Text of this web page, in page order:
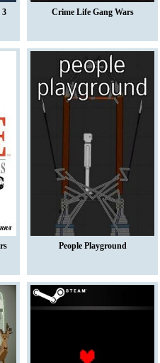
3 Crime Life Gang Wars
People Playground